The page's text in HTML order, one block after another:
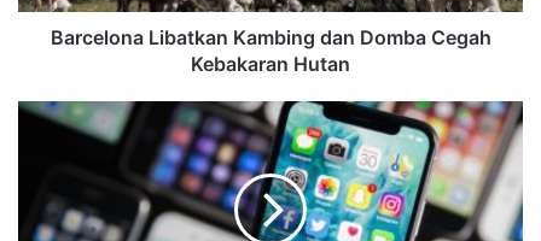
Barcelona Libatkan Kambing dan Domba Cegah
Kebakaran Hutan